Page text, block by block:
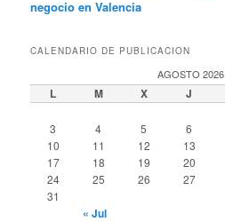
negocio en Valencia
CALENDARIO DE PUBLICACION
AGOSTO 2026
L M X J
3
4 5 6
10
11 12 13
17
18 19 20
24
25 26 27
31
« Jul